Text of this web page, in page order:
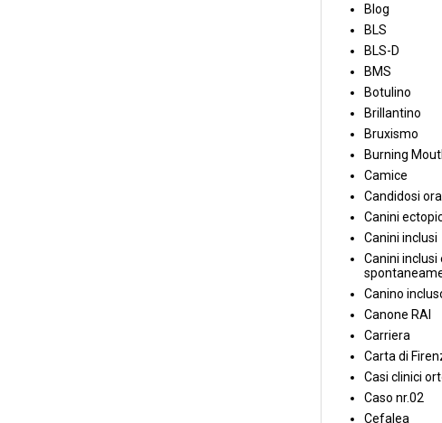
Blog
BLS
BLS-D
BMS
Botulino
Brillantino
Bruxismo
Burning
Camice
Candidosi
Canini
Canini inclusi
Canini inclusi
Canino
Canone RAI
Carriera
Carta di
Casi clinici
Caso nr.02
Cefalea